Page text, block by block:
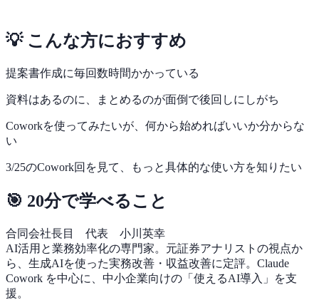
💡 こんな方におすすめ
提案書作成に毎回数時間かかっている
資料はあるのに、まとめるのが面倒で後回しにしがち
Coworkを使ってみたいが、何から始めればいいか分からな
い
3/25のCowork回を見て、もっと具体的な使い方を知りたい
🎯 20分で学べること
合同会社長目 代表 小川英幸
AI活用と業務効率化の専門家。元証券アナリストの視点か
ら、生成AIを使った実務改善・収益改善に定評。Claude
Cowork を中心に、中小企業向けの「使えるAI導入」を支
援。